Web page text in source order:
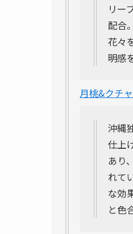
リー
配合
花々
明感
月桃&クチャ
沖縄
仕上
あり
れて
な効
と色